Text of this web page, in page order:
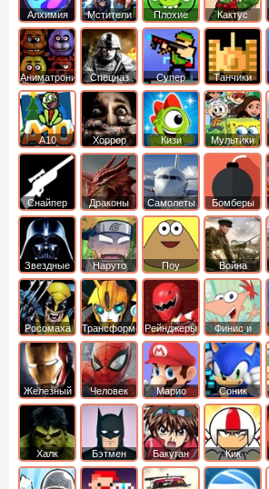
Алхимия Мстители
Плохие
свинки
Кактус
маккой
Аниматроники Спецназ
Супер
бойцы
Танчики
А10 Хоррор Кизи Мультики
Снайпер Драконы Самолеты Бомберы
Звездные
войны
Наруто Поу Война
Росомаха ТрансформерыРейнджеры
Самураи
Финис и
Ферб
Железный
человек
Человек
Паук
Марио Соник
Халк Бэтмен Бакуган
Кик
Бутовский